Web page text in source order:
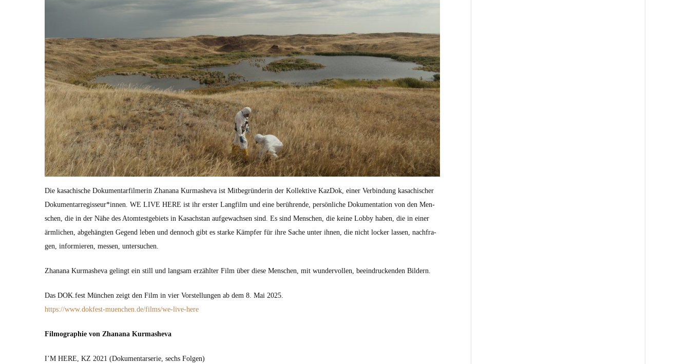
Die kasachis­che Doku­men­tarfilmerin Zhanana Kur­ma­she­va ist Mit­be­grün­derin der Kollek­tive Kaz­Dok, ein­er Verbindung kasachis­ch­er
Dokumentarregisseur*innen. WE LIVE HERE ist ihr erster Lang­film und eine berührende, per­sön­liche Doku­men­ta­tion von den Men­
schen, die in der Nähe des Atom­test­ge­bi­ets in Kasach­stan aufgewach­sen sind. Es sind Men­schen, die keine Lob­by haben, die in ein­er
ärm­lichen, abge­hängten Gegend leben und den­noch gibt es starke Kämpfer für ihre Sache unter ihnen, die nicht lock­er lassen, nach­fra­
gen, informieren, messen, unter­suchen.
Zhanana Kur­ma­she­va gelingt ein still und langsam erzählter Film über diese Men­schen, mit wun­der­vollen, beein­druck­enden Bildern.
Das DOK.fest München zeigt den Film in vier Vorstel­lun­gen ab dem 8. Mai 2025.
https://www.dokfest-muenchen.de/films/we-live-here
Fil­mo­gra­phie von Zhanana Kur­ma­she­va
I’M HERE, KZ 2021 (Doku­men­tarserie, sechs Fol­gen)